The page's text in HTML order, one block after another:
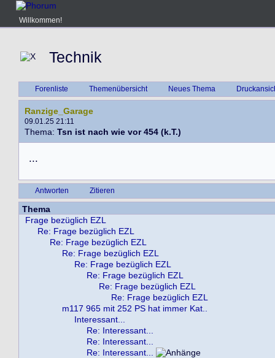
Willkommen!
Technik
Forenliste Themenübersicht Neues Thema
Ranzige_Garage
09.01.25 21:11
Thema: Tsn ist nach wie vor 454 (k.T.)
...
Antworten Zitieren
Thema
Frage bezüglich EZL
Re: Frage bezüglich EZL
Re: Frage bezüglich EZL
Re: Frage bezüglich EZL
Re: Frage bezüglich EZL
Re: Frage bezüglich EZL
Re: Frage bezüglich EZL
Re: Frage bezüglich EZL
m117 965 mit 252 PS hat immer Kat..
Interessant...
Re: Interessant...
Re: Interessant...
Re: Interessant...